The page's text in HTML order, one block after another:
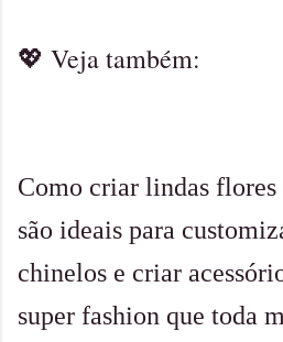
💖 Veja também:
Como criar lindas flores
são ideais para
chinelos e criar
super fashion que toda